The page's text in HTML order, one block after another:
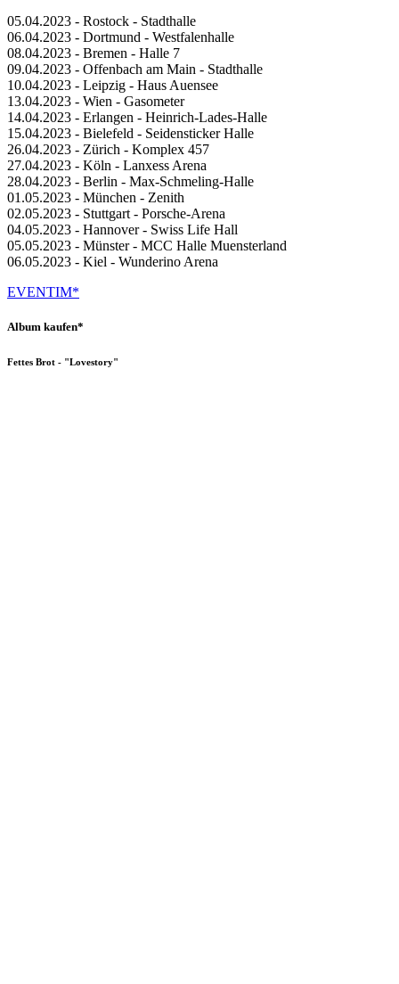
05.04.2023 - Rostock - Stadthalle
06.04.2023 - Dortmund - Westfalenhalle
08.04.2023 - Bremen - Halle 7
09.04.2023 - Offenbach am Main - Stadthalle
10.04.2023 - Leipzig - Haus Auensee
13.04.2023 - Wien - Gasometer
14.04.2023 - Erlangen - Heinrich-Lades-Halle
15.04.2023 - Bielefeld - Seidensticker Halle
26.04.2023 - Zürich - Komplex 457
27.04.2023 - Köln - Lanxess Arena
28.04.2023 - Berlin - Max-Schmeling-Halle
01.05.2023 - München - Zenith
02.05.2023 - Stuttgart - Porsche-Arena
04.05.2023 - Hannover - Swiss Life Hall
05.05.2023 - Münster - MCC Halle Muensterland
06.05.2023 - Kiel - Wunderino Arena
EVENTIM*
Album kaufen*
Fettes Brot - "Lovestory"